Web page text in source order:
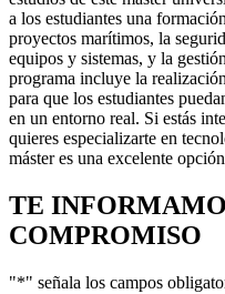
a los estudiantes una
proyectos marítimos, la
equipos y sistemas, y la
programa incluye la
para que los estudiantes
en un entorno real. Si estás
quieres especializarte en
máster es una excelente
TE
COMPROMISO
"*" señala los campos